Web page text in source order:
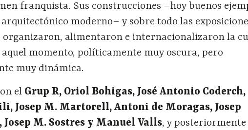
franquista. Sus construcciones –hoy buenos
moderno– y sobre todo las
organizaron, alimentaron e internacionalizaron la
aquel momento, políticamente muy oscura, pero
muy dinámica.
el Grup R, Oriol Bohigas, José Antonio Coderch,
Josep M. Martorell, Antoni de Moragas, Josep
Josep M. Sostres y Manuel Valls, y posteriormente